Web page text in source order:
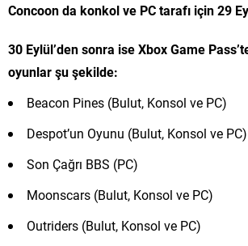
Concoon da konkol ve PC tarafı için 29
30 Eylül’den sonra ise Xbox Game
oyunlar şu şekilde:
Beacon Pines (Bulut, Konsol ve PC)
Despot’un Oyunu (Bulut, Konsol ve PC)
Son Çağrı BBS (PC)
Moonscars (Bulut, Konsol ve PC)
Outriders (Bulut, Konsol ve PC)